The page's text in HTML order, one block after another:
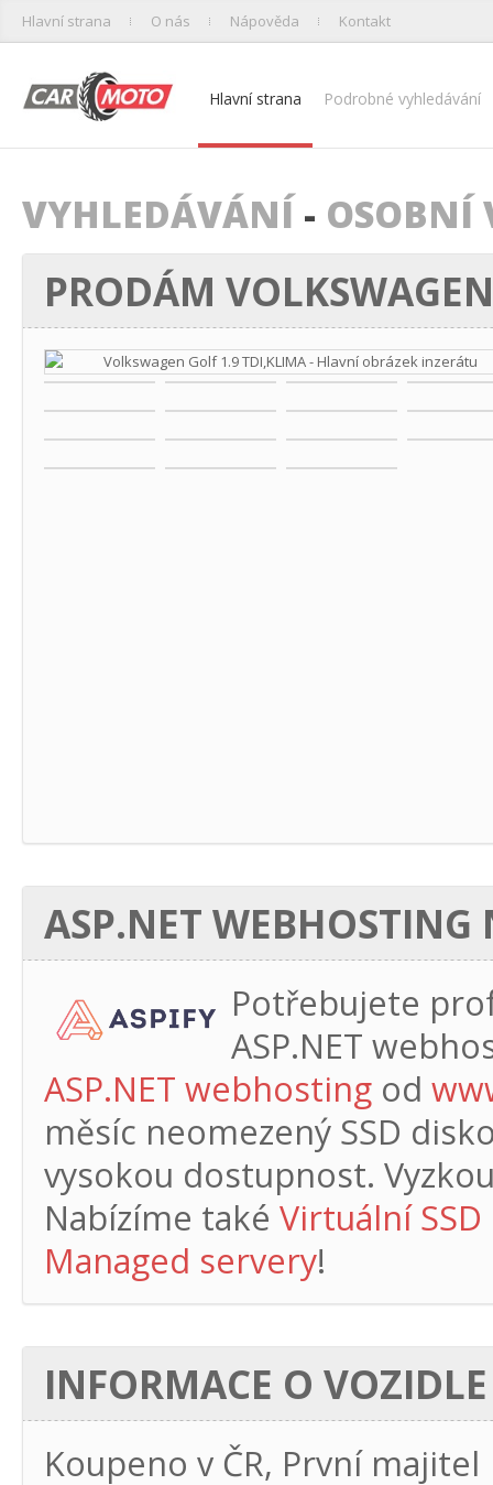
Hlavní strana O nás Nápověda Kontakt
Hlavní strana Podrobné vyhledávání
VYHLEDÁVÁNÍ - OSOBNÍ
PRODÁM
ASP.NET WEBHOSTING
Potřebujete
ASP.NET
ASP.NET webhosting od
měsíc neomezený SSD
vysokou dostupnost.
Nabízíme také Virtuální
Managed servery!
INFORMACE O VOZIDLE
Koupeno v ČR, První majitel